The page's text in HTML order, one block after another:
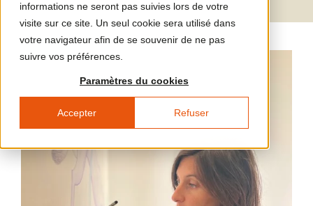
informations ne seront pas suivies lors de votre
visite sur ce site. Un seul cookie sera utilisé dans
votre navigateur afin de se souvenir de ne pas
suivre vos préférences.
Paramètres du cookies
Accepter Refuser